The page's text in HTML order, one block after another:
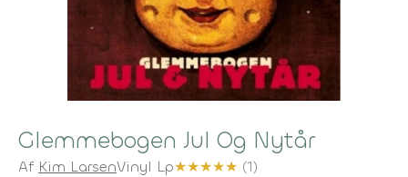
Glemmebogen Jul Og Nytår
Af Kim LarsenVinyl Lp★★★★★ (1)